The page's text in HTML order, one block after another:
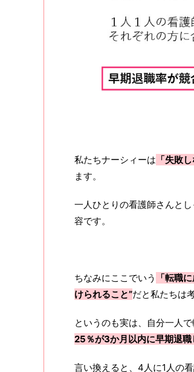
私たちナーシィーは 「失敗
ます。
一人ひとりの看護師さんと
容です。
ちなみにここでいう 「転職
けられること”だと私たちは
というのも実は、自分一人
25％が3か月以内に早期退職
言い換えると、4人に1人の